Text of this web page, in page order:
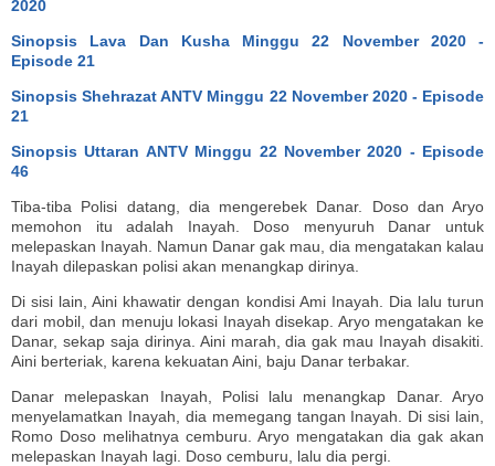
2020
Sinopsis Lava Dan Kusha Minggu 22 November 2020 -
Episode 21
Sinopsis Shehrazat ANTV Minggu 22 November 2020 - Episode
21
Sinopsis Uttaran ANTV Minggu 22 November 2020 - Episode
46
Tiba-tiba Polisi datang, dia mengerebek Danar. Doso dan Aryo
memohon itu adalah Inayah. Doso menyuruh Danar untuk
melepaskan Inayah. Namun Danar gak mau, dia mengatakan kalau
Inayah dilepaskan polisi akan menangkap dirinya.
Di sisi lain, Aini khawatir dengan kondisi Ami Inayah. Dia lalu turun
dari mobil, dan menuju lokasi Inayah disekap. Aryo mengatakan ke
Danar, sekap saja dirinya. Aini marah, dia gak mau Inayah disakiti.
Aini berteriak, karena kekuatan Aini, baju Danar terbakar.
Danar melepaskan Inayah, Polisi lalu menangkap Danar. Aryo
menyelamatkan Inayah, dia memegang tangan Inayah. Di sisi lain,
Romo Doso melihatnya cemburu. Aryo mengatakan dia gak akan
melepaskan Inayah lagi. Doso cemburu, lalu dia pergi.